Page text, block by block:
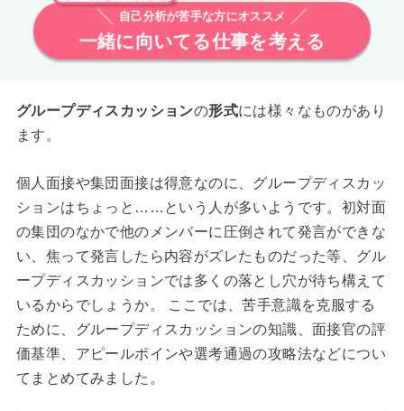
自己分析が苦手な方にオススメ
一緒に向いてる仕事を考える
グループディスカッションの形式には様々なものがあり
ます。
個人面接や集団面接は得意なのに、グループディスカッ
ションはちょっと……という人が多いようです。初対面
の集団のなかで他のメンバーに圧倒されて発言ができな
い、焦って発言したら内容がズレたものだった等、グル
ープディスカッションでは多くの落とし穴が待ち構えて
いるからでしょうか。 ここでは、苦手意識を克服する
ために、グループディスカッションの知識、面接官の評
価基準、アピールポインや選考通過の攻略法などについ
てまとめてみました。